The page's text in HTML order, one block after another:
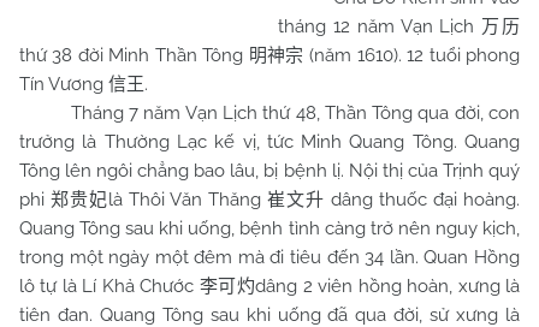
tháng 12 năm Vạn Lịch 万历
thứ 38 đời Minh Thần Tông 明神宗 (năm 1610). 12 tuổi phong
Tín Vương 信王.
Tháng 7 năm Vạn Lịch thứ 48, Thần Tông qua đời, con
trưởng là Thường Lạc kế vị, tức Minh Quang Tông. Quang
Tông lên ngôi chẳng bao lâu, bị bệnh lị. Nội thị của Trịnh quý
phi 郑贵妃là Thôi Văn Thăng 崔文升 dâng thuốc đại hoàng.
Quang Tông sau khi uống, bệnh tình càng trở nên nguy kịch,
trong một ngày một đêm mà đi tiêu đến 34 lần. Quan Hồng
lô tự là Lí Khả Chước 李可灼dâng 2 viên hồng hoàn, xưng là
tiên đan. Quang Tông sau khi uống đã qua đời, sử xưng là